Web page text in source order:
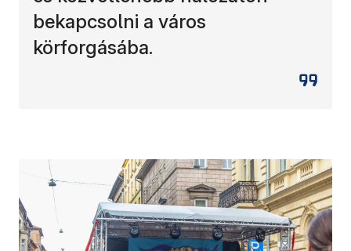
bekapcsolni a város
körforgásába.